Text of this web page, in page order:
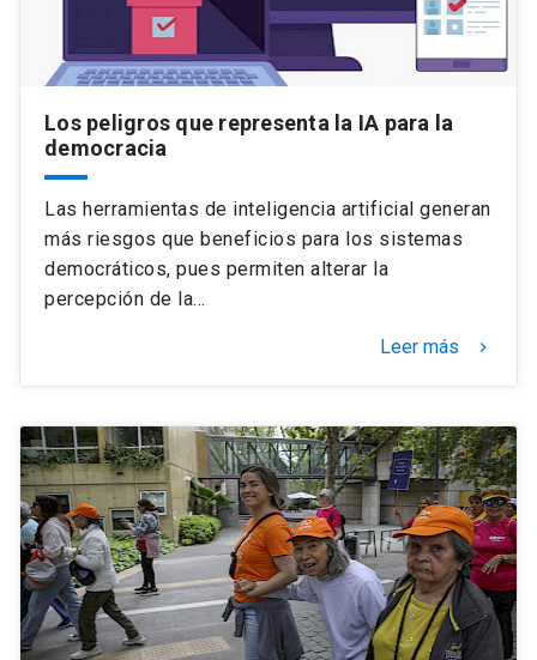
Los peligros que representa la IA para la
democracia
Las herramientas de inteligencia artificial generan
más riesgos que beneficios para los sistemas
democráticos, pues permiten alterar la
percepción de la…
Leer más keyboard_arrow_right